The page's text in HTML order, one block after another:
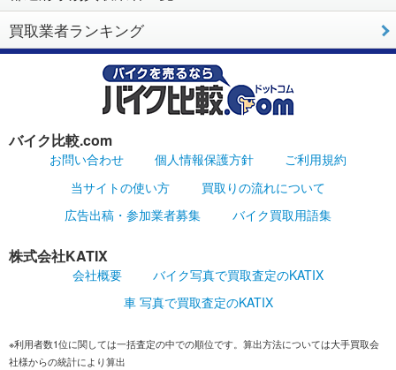
買取業者ランキング
バイク比較.com
お問い合わせ 個人情報保護方針
ご利用規約
当サイトの使い方
買取りの流れについて
広告出稿・参加業者募集
バイク買取用語集
株式会社KATIX
会社概要
バイク写真で買取査定のKATIX
車 写真で買取査定のKATIX
※利用者数1位に関しては一括査定の中での順位です。算出方法については大手買取会
社様からの統計により算出